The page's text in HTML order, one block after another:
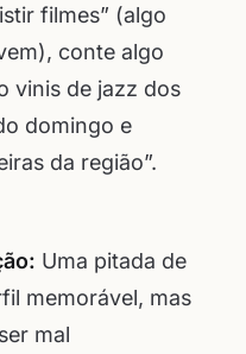
filmes” (algo
conte algo
vinis de jazz dos
domingo e
da região”.
Uma pitada de
memorável, mas
mal